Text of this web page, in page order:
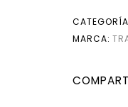
MARCA: